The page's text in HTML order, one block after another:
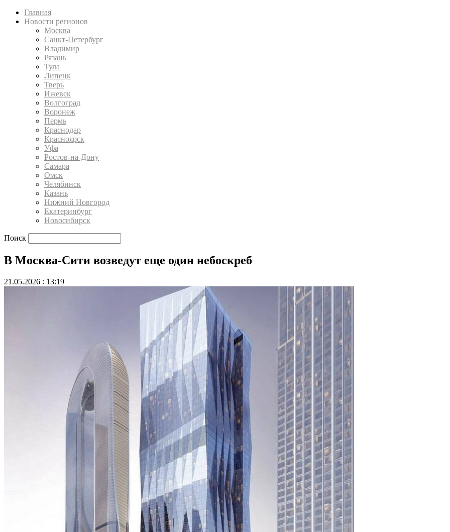
Главная
Новости регионов
Москва
Санкт-Петербург
Владимир
Рязань
Тула
Липецк
Тверь
Ижевск
Волгоград
Воронеж
Пермь
Краснодар
Красноярск
Уфа
Ростов-на-Дону
Самара
Омск
Челябинск
Казань
Нижний Новгород
Екатеринбург
Новосибирск
Поиск
В Москва-Сити возведут еще один небоскреб
21.05.2026 : 13:19